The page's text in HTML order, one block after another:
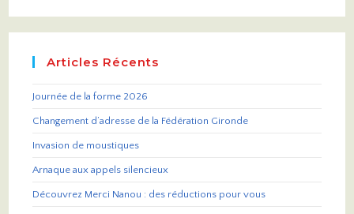
Articles Récents
Journée de la forme 2026
Changement d’adresse de la Fédération Gironde
Invasion de moustiques
Arnaque aux appels silencieux
Découvrez Merci Nanou : des réductions pour vous